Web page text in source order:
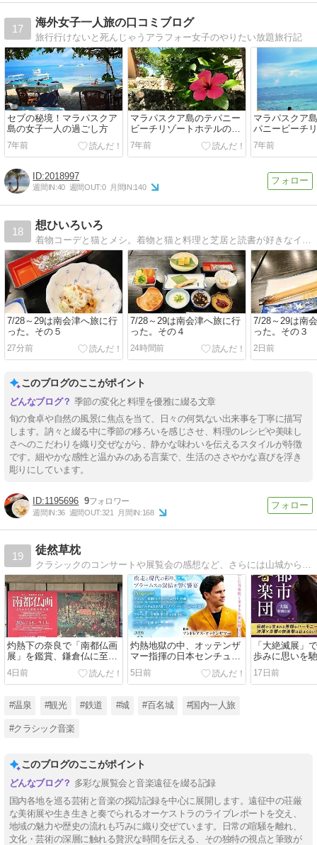
17
海外女子一人旅の口コミブログ
旅行行けないと死んじゃうアラフォー女子のやりたい放題旅行記
セブの秘境！マラパスクア
島の女子一人の過ごし方
7年前
マラパスクア島のテパニー
ビーチリゾートホテルの施
設や食事の口コミ
7年前
マラパスクア
パニービーチ
ルのお部屋の
7年前
2018997
週間IN:40 週間OUT:0 月間IN:140
18
想ひいろいろ
着物コーデと猫とメシ。着物と猫と料理と芝居と読書が好きなインドア人間の日々の記録。毎日更新してます。
7/28～29は南会津へ旅に行
った。その５
27分前
7/28～29は南会津へ旅に行
った。その４
24時間前
7/28～29は南
った。その３
2日前
このブログのここがポイント
季節の変化と料理を優雅に綴る文章
旬の食卓や自然の風景に焦点を当て、日々の何気ない出来事を丁寧に描写
します。訥々と綴る中に季節の移ろいを感じさせ、料理のレシピや美味し
さへのこだわりを織り交ぜながら、静かな味わいを伝えるスタイルが特徴
です。細やかな感性と温かみのある言葉で、生活のささやかな喜びを浮き
彫りにしています。
1195696 9
週間IN:36 週間OUT:321 月間IN:168
19
徒然草枕
灼熱下の奈良で「南都仏画
展」を鑑賞、鎌倉仏に至る
歴史の流れを体感する
4日前
灼熱地獄の中、オッテンザ
マー指揮の日本センチュリ
ーの定期に繰り出す
5日前
「大絶滅展」
歩みに思いを
沖澤指揮京響
あざとい演奏
17日前
#温泉 #観光 #鉄道 #城 #百名城 #国内一人旅
#クラシック音楽
このブログのここがポイント
多彩な展覧会と音楽遠征を綴る記録
国内各地を巡る芸術と音楽の探訪記録を中心に展開します。遠征中の荘厳
な美術展や生き生きと奏でられるオーケストラのライブレポートを交え、
地域の魅力や歴史の流れも巧みに織り交ぜています。日常の喧騒を離れ、
文化・芸術の深層に触れる贅沢な時間を伝える、その独特の視点と筆致が